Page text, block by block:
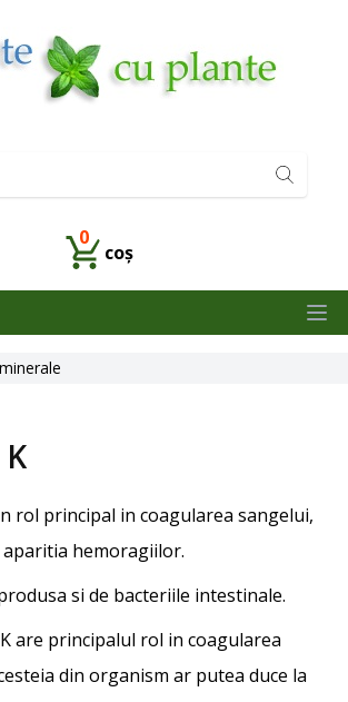
0
coș
rol principal in coagularea sangelui,
hemoragiilor.
si de bacteriile intestinale.
are principalul rol in coagularea
din organism ar putea duce la